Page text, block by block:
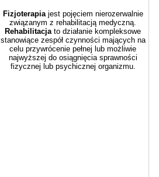
Fizjoterapiajest pojęciem nierozerwalnie
związanym z rehabilitacją medyczną.
Rehabilitacjato działanie kompleksowe
stanowiące zespół czynności mających na
celu przywrócenie pełnej lub możliwie
najwyższej do osiągnięcia sprawności
fizycznej lub psychicznej organizmu.